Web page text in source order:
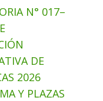
N° 017–
DE
2026
Y PLAZAS